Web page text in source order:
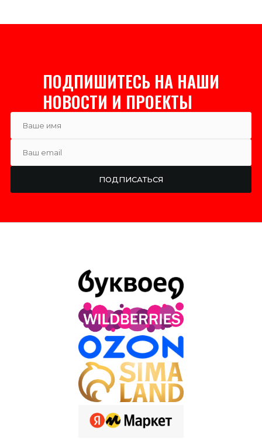
ПОДПИШИТЕСЬ НА НАШИ
НОВОСТИ И ПРОЕКТЫ